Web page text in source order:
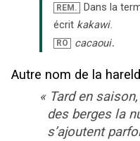
REM.
Dans la
écrit kakawi.
RO cacaoui.
Autre nom de la
« Tard en
des berges la
s’ajoutent